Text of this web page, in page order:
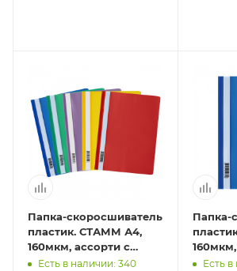
Папка-скоросшиватель
пластик. СТАММ А4,
160мкм, ассорти с
прозр. верхом
Есть в наличии: 340
Папка-
верхом
Есть